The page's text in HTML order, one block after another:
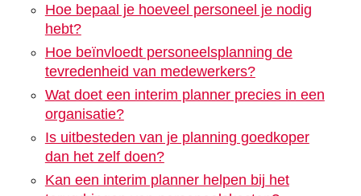
Hoe bepaal je hoeveel personeel je nodig
hebt?
Hoe beïnvloedt personeelsplanning de
tevredenheid van medewerkers?
Wat doet een interim planner precies in een
organisatie?
Is uitbesteden van je planning goedkoper
dan het zelf doen?
Kan een interim planner helpen bij het